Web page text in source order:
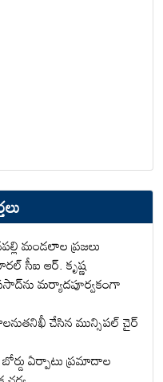
మండలాల ప్రజలు
సీఐ ఆర్. కృష్ణ
మర్యాదపూర్వకంగా
చేసిన మున్సిపల్ చైర్
ఏర్పాటు ప్రమాదాల